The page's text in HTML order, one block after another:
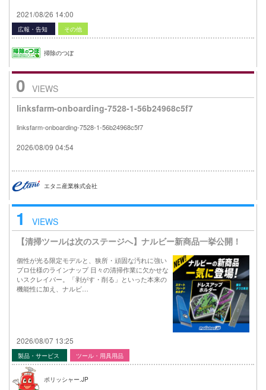
2021/08/26 14:00
広報・告知 その他
掃除のつぼ
0 VIEWS
linksfarm-onboarding-7528-1-56b24968c5f7
linksfarm-onboarding-7528-1-56b24968c5f7
2026/08/09 04:54
エタニ産業株式会社
1
VIEWS
【清掃ツールは次のステージへ】ナルビー新商品一挙公開！
個性が光る限定モデルと、狭所・頑固な汚れに強い
プロ仕様のラインナップ 日々の清掃作業に欠かせな
いスクレイパー。「剥がす・削る」といった本来の
機能性に加え、ナルビ…
2026/08/07 13:25
製品・サービス ツール・用具用品
ポリッシャー.JP